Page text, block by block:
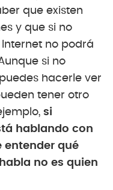
que existen
y que si no
no podrá
si no
hacerle ver
tener otro
si
hablando con
entender qué
no es quien